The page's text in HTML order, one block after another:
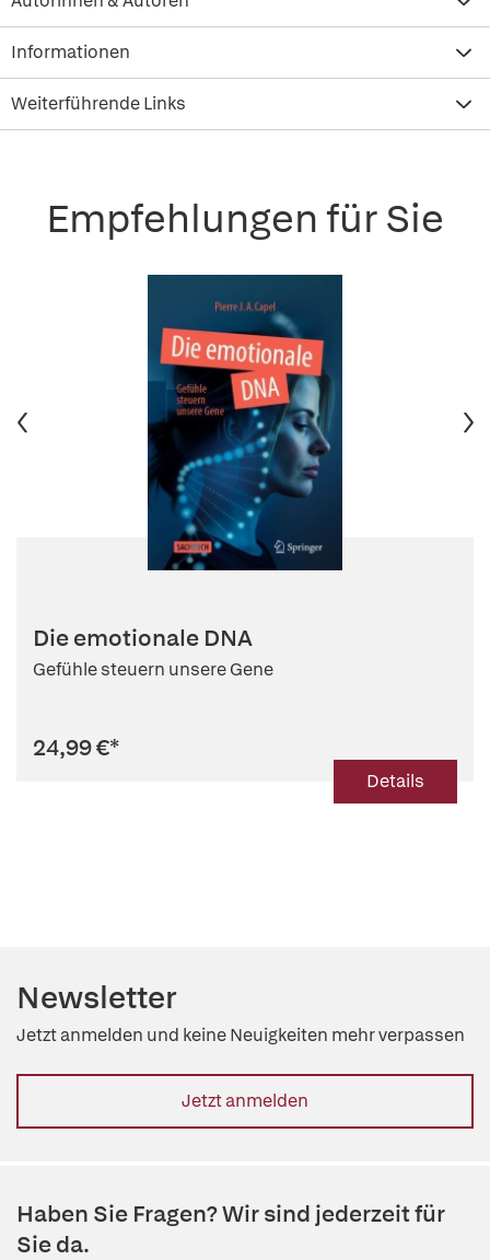
Informationen
Weiterführende Links
Empfehlungen für Sie
Die emotionale DNA
Gefühle steuern unsere Gene
24,99 €*
Details
Newsletter
Jetzt anmelden und keine Neuigkeiten mehr verpassen
Jetzt anmelden
Haben Sie Fragen? Wir sind jederzeit für
Sie da.